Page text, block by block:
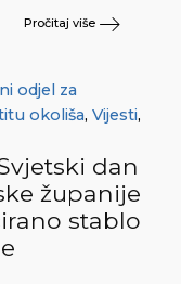
Pročitaj više
odjel za
okoliša, Vijesti,
dan
županije
stablo